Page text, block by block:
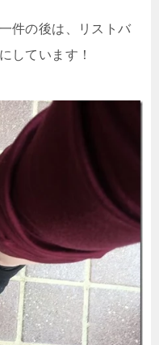
件の後は、リストバ
しています！